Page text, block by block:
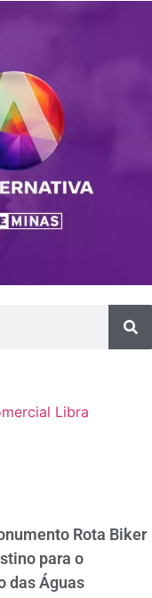
Libra
Rota Biker
para o
das Águas